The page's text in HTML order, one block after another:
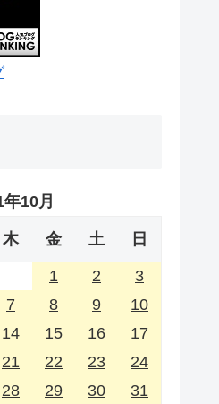
10月
木 金 土 日
1 2
3
7 8 9
10
14 15 16
17
21 22 23
24
28 29 30 31